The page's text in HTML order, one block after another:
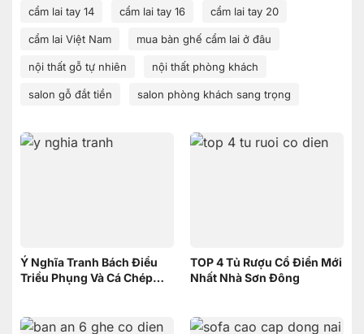
cẩm lai tay 14 cẩm lai tay 16 cẩm lai tay 20
cẩm lai Việt Nam mua bàn ghế cẩm lai ở đâu
nội thất gỗ tự nhiên nội thất phòng khách
salon gỗ đắt tiền salon phòng khách sang trọng
Ý Nghĩa Tranh Bách Điểu
Triều Phụng Và Cá Chép
TOP 4 Tủ Rượu Cổ Điển Mới
Nhất Nhà Sơn Đông